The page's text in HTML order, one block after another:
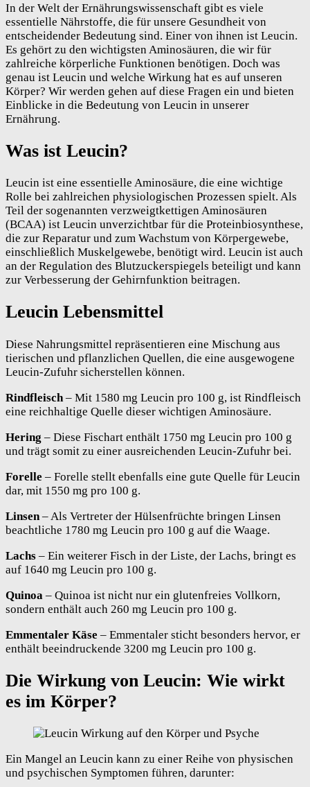
In der Welt der Ernährungswissenschaft gibt es viele
essentielle Nährstoffe, die für unsere Gesundheit von
entscheidender Bedeutung sind. Einer von ihnen ist Leucin.
Es gehört zu den wichtigsten Aminosäuren, die wir für
zahlreiche körperliche Funktionen benötigen. Doch was
genau ist Leucin und welche Wirkung hat es auf unseren
Körper? Wir werden gehen auf diese Fragen ein und bieten
Einblicke in die Bedeutung von Leucin in unserer
Ernährung.
Was ist Leucin?
Leucin ist eine essentielle Aminosäure, die eine wichtige
Rolle bei zahlreichen physiologischen Prozessen spielt. Als
Teil der sogenannten verzweigtkettigen Aminosäuren
(BCAA) ist Leucin unverzichtbar für die Proteinbiosynthese,
die zur Reparatur und zum Wachstum von Körpergewebe,
einschließlich Muskelgewebe, benötigt wird. Leucin ist auch
an der Regulation des Blutzuckerspiegels beteiligt und kann
zur Verbesserung der Gehirnfunktion beitragen.
Leucin Lebensmittel
Diese Nahrungsmittel repräsentieren eine Mischung aus
tierischen und pflanzlichen Quellen, die eine ausgewogene
Leucin-Zufuhr sicherstellen können.
Rindfleisch – Mit 1580 mg Leucin pro 100 g, ist Rindfleisch
eine reichhaltige Quelle dieser wichtigen Aminosäure.
Hering – Diese Fischart enthält 1750 mg Leucin pro 100 g
und trägt somit zu einer ausreichenden Leucin-Zufuhr bei.
Forelle – Forelle stellt ebenfalls eine gute Quelle für Leucin
dar, mit 1550 mg pro 100 g.
Linsen – Als Vertreter der Hülsenfrüchte bringen Linsen
beachtliche 1780 mg Leucin pro 100 g auf die Waage.
Lachs – Ein weiterer Fisch in der Liste, der Lachs, bringt es
auf 1640 mg Leucin pro 100 g.
Quinoa – Quinoa ist nicht nur ein glutenfreies Vollkorn,
sondern enthält auch 260 mg Leucin pro 100 g.
Emmentaler Käse – Emmentaler sticht besonders hervor, er
enthält beeindruckende 3200 mg Leucin pro 100 g.
Die Wirkung von Leucin: Wie wirkt
es im Körper?
Ein Mangel an Leucin kann zu einer Reihe von physischen
und psychischen Symptomen führen, darunter: